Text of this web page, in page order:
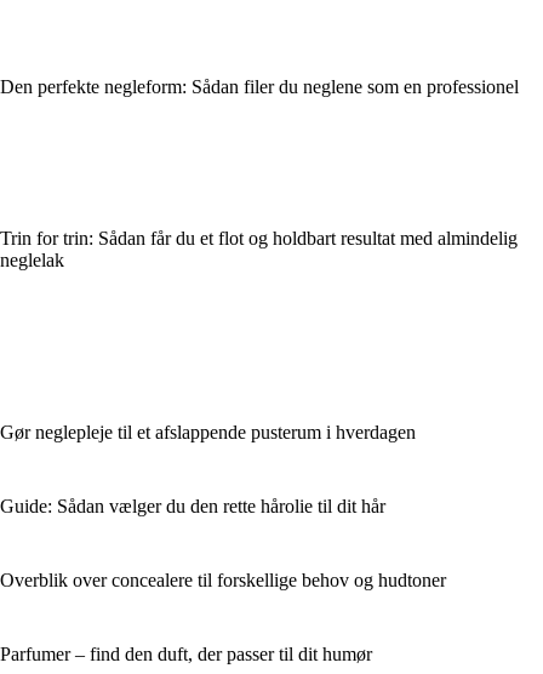
Den perfekte negleform: Sådan filer du neglene som en professionel
Trin for trin: Sådan får du et flot og holdbart resultat med almindelig
neglelak
Gør neglepleje til et afslappende pusterum i hverdagen
Guide: Sådan vælger du den rette hårolie til dit hår
Overblik over concealere til forskellige behov og hudtoner
Parfumer – find den duft, der passer til dit humør